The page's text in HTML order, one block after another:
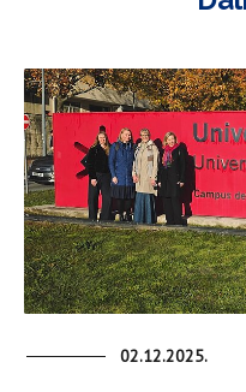
02.12.2025.